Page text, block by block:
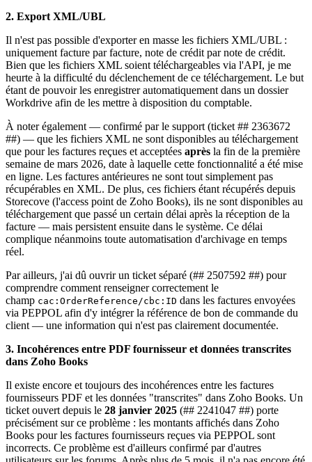
2. Export XML/UBL
Il n'est pas possible d'exporter en masse les fichiers XML/UBL :
uniquement facture par facture, note de crédit par note de crédit.
Bien que les fichiers XML soient téléchargeables via l'API, je me
heurte à la difficulté du déclenchement de ce téléchargement. Le but
étant de pouvoir les enregistrer automatiquement dans un dossier
Workdrive afin de les mettre à disposition du comptable.
À noter également — confirmé par le support (ticket ## 2363672
##) — que les fichiers XML ne sont disponibles au téléchargement
que pour les factures reçues et acceptées après la fin de la première
semaine de mars 2026, date à laquelle cette fonctionnalité a été mise
en ligne. Les factures antérieures ne sont tout simplement pas
récupérables en XML. De plus, ces fichiers étant récupérés depuis
Storecove (l'access point de Zoho Books), ils ne sont disponibles au
téléchargement que passé un certain délai après la réception de la
facture — mais persistent ensuite dans le système. Ce délai
complique néanmoins toute automatisation d'archivage en temps
réel.
Par ailleurs, j'ai dû ouvrir un ticket séparé (## 2507592 ##) pour
comprendre comment renseigner correctement le
champ cac:OrderReference/cbc:ID dans les factures envoyées
via PEPPOL afin d'y intégrer la référence de bon de commande du
client — une information qui n'est pas clairement documentée.
3. Incohérences entre PDF fournisseur et données transcrites
dans Zoho Books
Il existe encore et toujours des incohérences entre les factures
fournisseurs PDF et les données "transcrites" dans Zoho Books. Un
ticket ouvert depuis le 28 janvier 2025 (## 2241047 ##) porte
précisément sur ce problème : les montants affichés dans Zoho
Books pour les factures fournisseurs reçues via PEPPOL sont
incorrects. Ce problème est d'ailleurs confirmé par d'autres